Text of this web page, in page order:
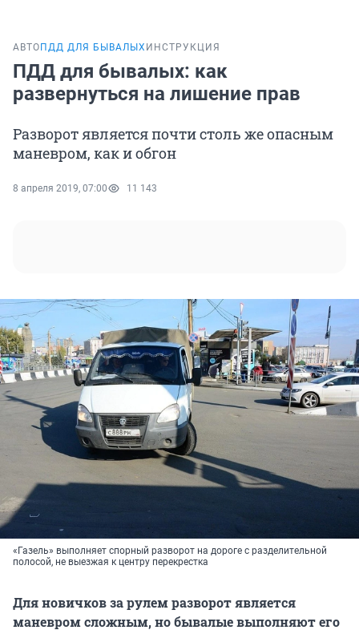
АВТО ПДД ДЛЯ БЫВАЛЫХ ИНСТРУКЦИЯ
ПДД для бывалых: как
развернуться на лишение прав
Разворот является почти столь же опасным
маневром, как и обгон
8 апреля 2019, 07:00 11 143
«Газель» выполняет спорный разворот на дороге с разделительной
полосой, не выезжая к центру перекрестка
Для новичков за рулем разворот является
маневром сложным, но бывалые выполняют его